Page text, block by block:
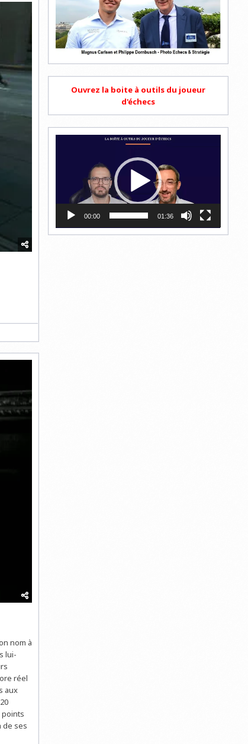
nom à
lui-
réel
aux
points
de ses
Ouvrez la boite à outils du joueur
d'échecs
00:00 01:36